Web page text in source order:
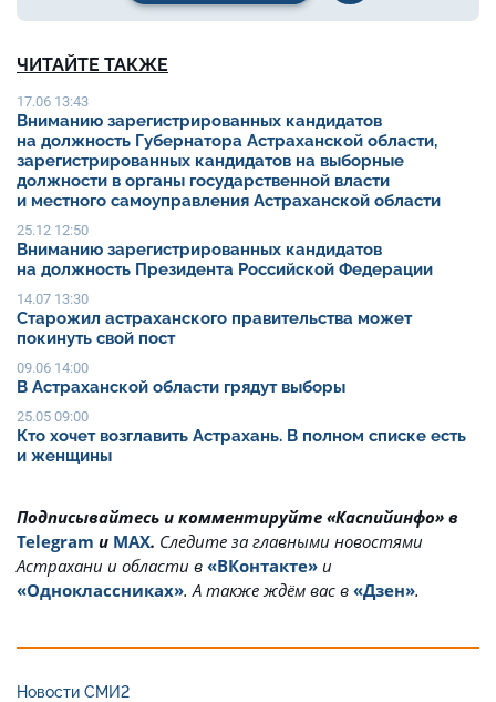
ЧИТАЙТЕ ТАКЖЕ
17.06 13:43
Вниманию зарегистрированных кандидатов
на должность Губернатора Астраханской области,
зарегистрированных кандидатов на выборные
должности в органы государственной власти
и местного самоуправления Астраханской области
25.12 12:50
Вниманию зарегистрированных кандидатов
на должность Президента Российской Федерации
14.07 13:30
Старожил астраханского правительства может
покинуть свой пост
09.06 14:00
В Астраханской области грядут выборы
25.05 09:00
Кто хочет возглавить Астрахань. В полном списке есть
и женщины
Подписывайтесь и комментируйте «Каспийинфо» в
Telegram и MAX. Cледите за главными новостями
Астрахани и области в «ВКонтакте» и
«Одноклассниках». А также ждём вас в «Дзен».
Новости СМИ2